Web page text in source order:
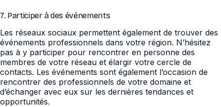
7. Participer à des événements
Les réseaux sociaux permettent également de trouver des
événements professionnels dans votre région. N’hésitez
pas à y participer pour rencontrer en personne des
membres de votre réseau et élargir votre cercle de
contacts. Les événements sont également l’occasion de
rencontrer des professionnels de votre domaine et
d’échanger avec eux sur les dernières tendances et
opportunités.